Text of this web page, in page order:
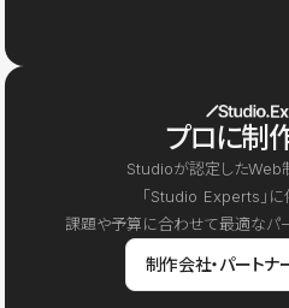
プロに制
Studioが認定したWeb
「Studio Experts」に
課題や予算に合わせて最適なパ
制作会社・パートナ